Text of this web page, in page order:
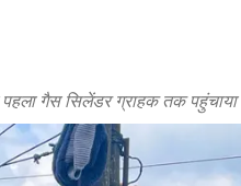
पहला गैस सिलेंडर ग्राहक तक